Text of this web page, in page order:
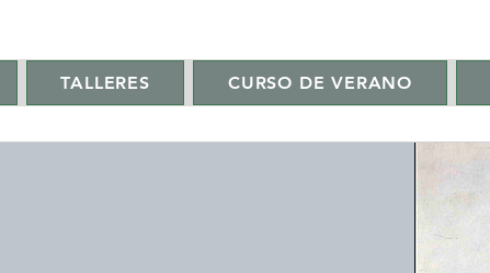
TALLERES CURSO DE VERANO